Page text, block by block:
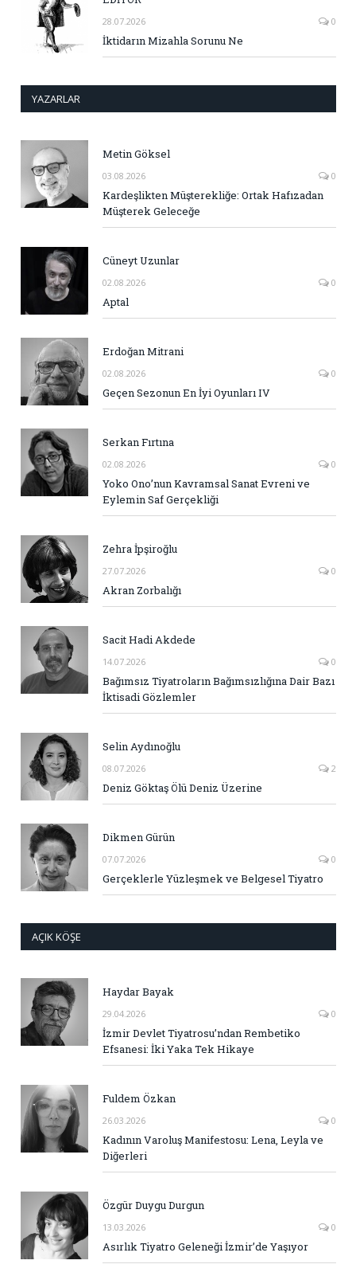
28.07.2026 0
İktidarın Mizahla Sorunu Ne
YAZARLAR
Metin Göksel
03.08.2026 0
Kardeşlikten Müşterekliğe: Ortak Hafızadan
Müşterek Geleceğe
Cüneyt Uzunlar
02.08.2026 0
Aptal
Erdoğan Mitrani
02.08.2026 0
Geçen Sezonun En İyi Oyunları IV
Serkan Fırtına
02.08.2026 0
Yoko Ono’nun Kavramsal Sanat Evreni ve
Eylemin Saf Gerçekliği
Zehra İpşiroğlu
27.07.2026 0
Akran Zorbalığı
Sacit Hadi Akdede
14.07.2026 0
Bağımsız Tiyatroların Bağımsızlığına Dair Bazı
İktisadi Gözlemler
Selin Aydınoğlu
08.07.2026 2
Deniz Göktaş Ölü Deniz Üzerine
Dikmen Gürün
07.07.2026 0
Gerçeklerle Yüzleşmek ve Belgesel Tiyatro
AÇIK KÖŞE
Haydar Bayak
29.04.2026 0
İzmir Devlet Tiyatrosu’ndan Rembetiko
Efsanesi: İki Yaka Tek Hikaye
Fuldem Özkan
26.03.2026 0
Kadının Varoluş Manifestosu: Lena, Leyla ve
Diğerleri
Özgür Duygu Durgun
13.03.2026 0
Asırlık Tiyatro Geleneği İzmir’de Yaşıyor